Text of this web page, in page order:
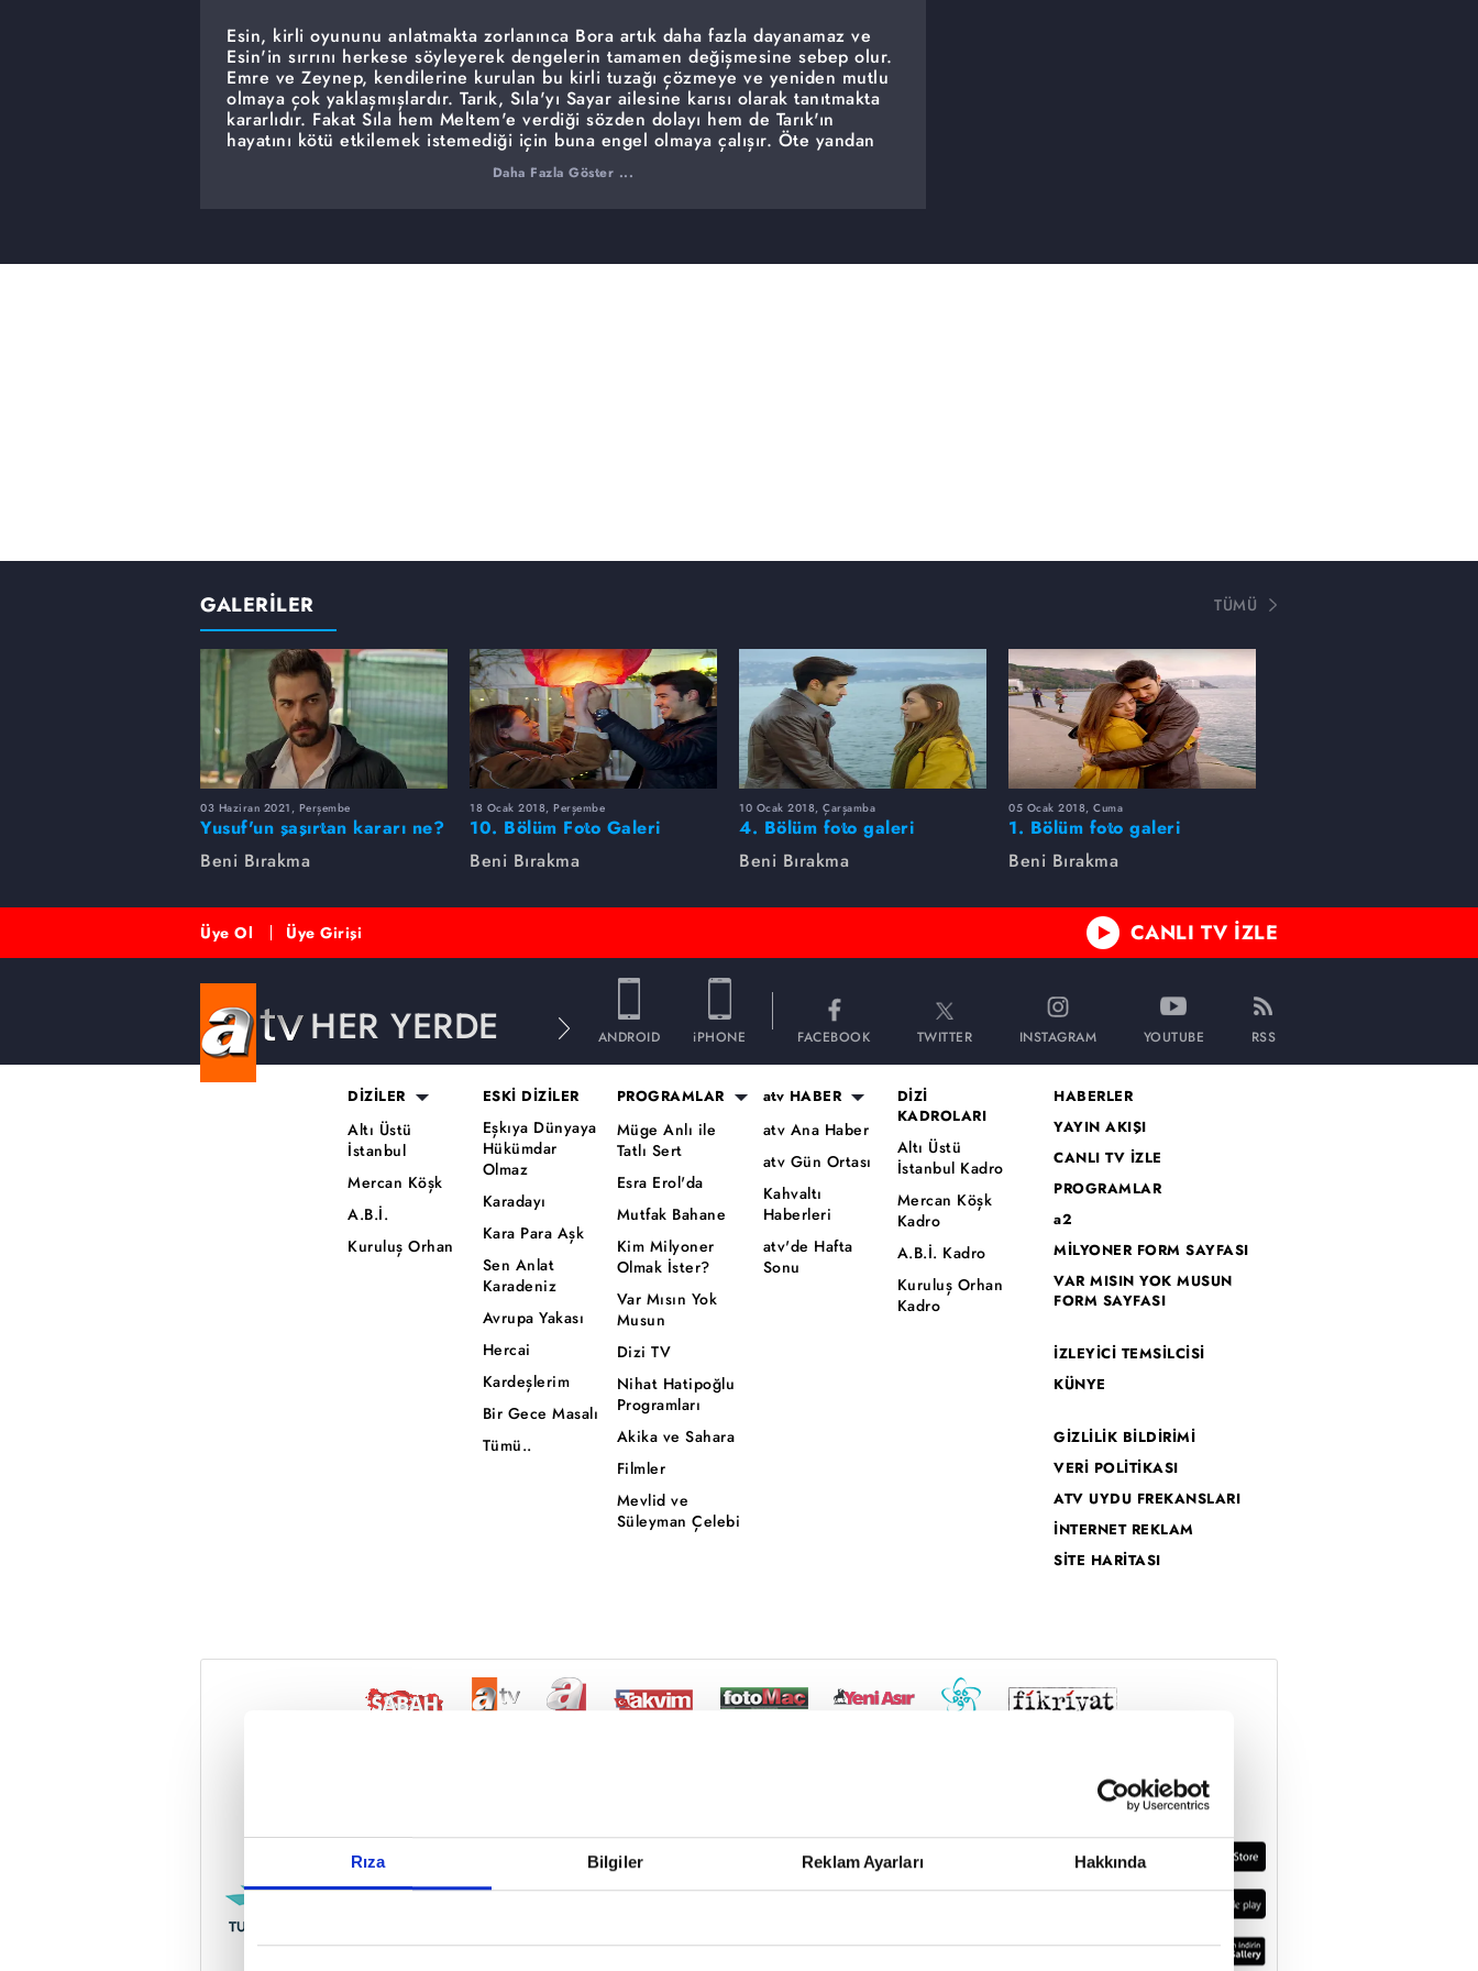
Rıza Bilgiler Reklam Ayarları Hakkında
Reddet
Esin, kirli oyununu anlatmakta zorlanınca Bora artık daha fazla dayanamaz ve
Esin'in sırrını herkese söyleyerek dengelerin tamamen değişmesine sebep olur.
Emre ve Zeynep, kendilerine kurulan bu kirli tuzağı çözmeye ve yeniden mutlu
olmaya çok yaklaşmışlardır. Tarık, Sıla'yı Sayar ailesine karısı olarak tanıtmakta
kararlıdır. Fakat Sıla hem Meltem'e verdiği sözden dolayı hem de Tarık'ın
hayatını kötü etkilemek istemediği için buna engel olmaya çalışır. Öte yandan
Meltem, Tarık'ın Sıla'yı ailesi ile tanıştırmasını engellemek ve uzak tutmak için
son hamlesini yapmaya karar verir.Daha Fazla Göster ...
GALERİLER TÜMÜ
03 Haziran 2021, Perşembe
Yusuf'un şaşırtan kararı ne?
Beni Bırakma
18 Ocak 2018, Perşembe
10. Bölüm Foto Galeri
Beni Bırakma
10 Ocak 2018, Çarşamba
4. Bölüm foto galeri
Beni Bırakma
05 Ocak 2018, Cuma
1. Bölüm foto galeri
Beni Bırakma
Üye Ol Üye Girişi CANLI TV İZLE
HER YERDE ANDROID iPHONE FACEBOOK TWITTER INSTAGRAM YOUTUBE RSS
DİZİLER
Altı Üstü
İstanbul
Mercan Köşk
A.B.İ.
Kuruluş Orhan
ESKİ DİZİLER
Eşkıya Dünyaya
Hükümdar
Olmaz
Karadayı
Kara Para Aşk
Sen Anlat
Karadeniz
Avrupa Yakası
Hercai
Kardeşlerim
Bir Gece Masalı
Tümü..
PROGRAMLAR
Müge Anlı ile
Tatlı Sert
Esra Erol'da
Mutfak Bahane
Kim Milyoner
Olmak İster?
Var Mısın Yok
Musun
Dizi TV
Nihat Hatipoğlu
Programları
Akika ve Sahara
Filmler
Mevlid ve
Süleyman Çelebi
atv HABER
atv Ana Haber
atv Gün Ortası
Kahvaltı
Haberleri
atv'de Hafta
Sonu
DİZİ
KADROLARI
Altı Üstü
İstanbul Kadro
Mercan Köşk
Kadro
A.B.İ. Kadro
Kuruluş Orhan
Kadro
HABERLER
YAYIN AKIŞI
CANLI TV İZLE
PROGRAMLAR
a2
MİLYONER FORM SAYFASI
VAR MISIN YOK MUSUN
FORM SAYFASI
İZLEYİCİ TEMSİLCİSİ
KÜNYE
GİZLİLİK BİLDİRİMİ
VERİ POLİTİKASI
ATV UYDU FREKANSLARI
İNTERNET REKLAM
SİTE HARİTASI